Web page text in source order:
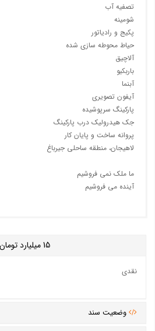
تصفیه آب
شومینه
پکیج و رادیاتور
حیاط محوطه سازی شده
آلاچیق
باربکیو
آبنما
آیفون تصویری
پارکینگ سرپوشیده
جک هیدرولیک درب پارکینگ
پروانه ساخت و پایان کار
لاهیجان، منطقه ساحلی جیرباغ
ما ملک نمی فروشیم
آینده می فروشیم
15میلیارد تومان
نقدی
وضعیت سند